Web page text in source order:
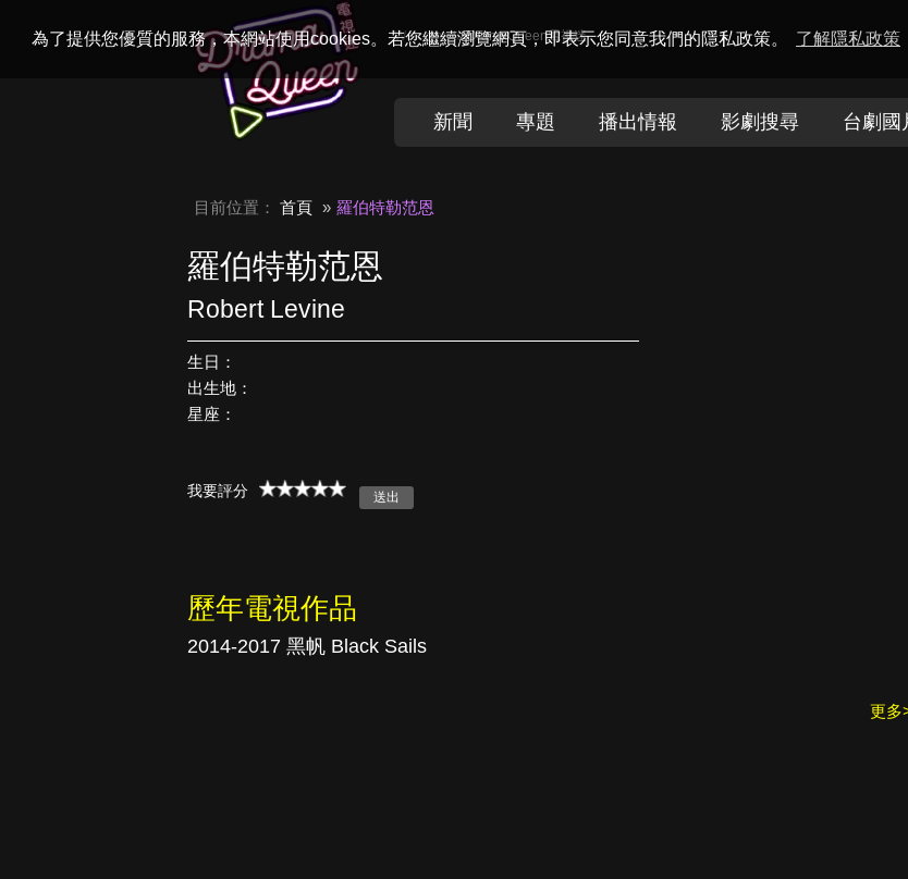
為了提供您優質的服務，本網站使用cookies。若您繼續瀏覽網頁，即表示您同意我們的隱私政策。 了解隱私政策
Welcome toDramaQueen電視迷
新聞 專題 播出情報 影劇搜尋 台劇國
目前位置： 首頁 羅伯特勒范恩
羅伯特勒范恩
Robert Levine
生日：
出生地：
星座：
我要評分
歷年電視作品
2014-2017 黑帆 Black Sails
更多
真愛挑日子